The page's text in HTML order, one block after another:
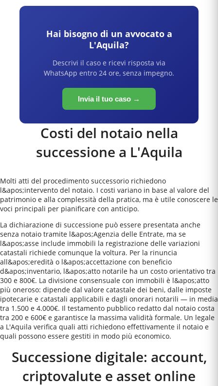
Hai bisogno di un avvocato a
L'Aquila?
Descrivi il caso e ricevi risposta via
WhatsApp entro 24 ore, senza impegno.
Invia il tuo caso →
Costi del notaio nella
successione a L'Aquila
Molti atti del procedimento successorio richiedono
l&apos;intervento del notaio. I costi variano in base al valore del
patrimonio e alla complessità della pratica, ma è utile conoscere le
voci principali per pianificare con anticipo.
La dichiarazione di successione può essere presentata anche
senza notaio tramite l&apos;Agenzia delle Entrate, ma se
l&apos;asse include immobili la registrazione delle variazioni
catastali richiede comunque la voltura. Per la rinuncia
all&apos;eredità o l&apos;accettazione con beneficio
d&apos;inventario, l&apos;atto notarile ha un costo orientativo tra
300 e 800€. La divisione consensuale con immobili è l&apos;atto
più oneroso: dipende dal valore catastale dei beni, dalle imposte
ipotecarie e catastali applicabili e dagli onorari notarili — in media
tra 1.500 e 4.000€. Il testamento pubblico redatto dal notaio costa
tra 200 e 600€ e garantisce la massima validità formale. Un legale
a L'Aquila verifica quali atti richiedono effettivamente il notaio e
quali possono essere gestiti in modo più economico.
Successione digitale: account,
criptovalute e asset online